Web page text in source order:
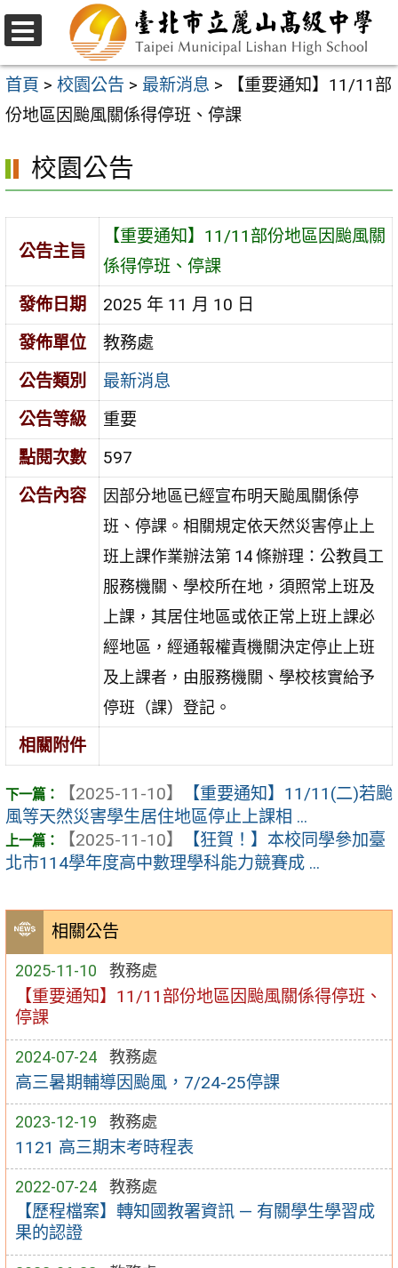
跳
至
主
要
容
區
選
單
首頁 > 校園公告 > 最新消息 >
【重要通知】11/11部
份地區因颱風關係得停班、停課
相關公告
2025-11-10 教務處
【重要通知】11/11部份地區因颱風關係得停班、
停課
2024-07-24 教務處
高三暑期輔導因颱風，7/24-25停課
2023-12-19 教務處
1121 高三期末考時程表
2022-07-24 教務處
【歷程檔案】轉知國教署資訊 — 有關學生學習成
果的認證
校園公告
公告主旨
【重要通知】11/11部份地區因颱風關
係得停班、停課
發佈日期
2025 年 11 月 10 日
發佈單位
教務處
公告類別
最新消息
公告等級
重要
點閱次數
597
公告內容
因部分地區已經宣布明天颱風關係停
班、停課。相關規定依天然災害停止上
班上課作業辦法第 14 條辦理：公教員工
服務機關、學校所在地，須照常上班及
上課，其居住地區或依正常上班上課必
經地區，經通報權責機關決定停止上班
及上課者，由服務機關、學校核實給予
停班（課）登記。
相關附件
【2025-11-10】
【重要通知】11/11(二)若颱
風等天然災害學生居住地區停止上課相 ...
【2025-11-10】
【狂賀！】本校同學參加臺
北市114學年度高中數理學科能力競賽成 ...